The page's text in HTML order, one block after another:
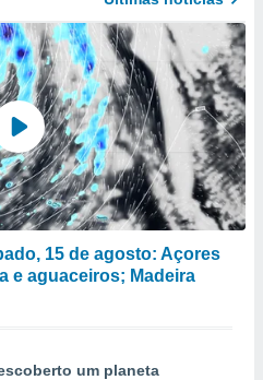
15 de agosto: Açores
e aguaceiros; Madeira
um planeta